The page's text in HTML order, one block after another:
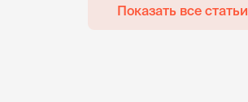
Показать все статьи